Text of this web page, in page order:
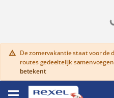
warning De zomervakantie staat voor
routes gedeeltelijk
betekent